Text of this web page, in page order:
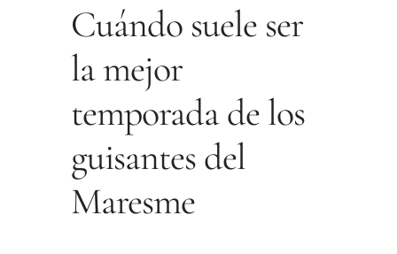
Cuándo suele ser
la mejor
temporada de los
guisantes del
Maresme